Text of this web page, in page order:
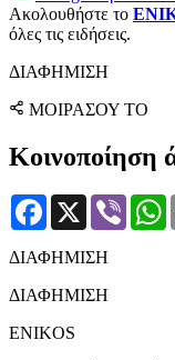
Ακολουθήστε το
όλες τις ειδήσεις.
ΔΙΑΦΗΜΙΣΗ
ΜΟΙΡΑΣΟΥ ΤΟ
Κοινοποίηση
Facebook
X Viber
ΔΙΑΦΗΜΙΣΗ
ΔΙΑΦΗΜΙΣΗ
ENIKOS